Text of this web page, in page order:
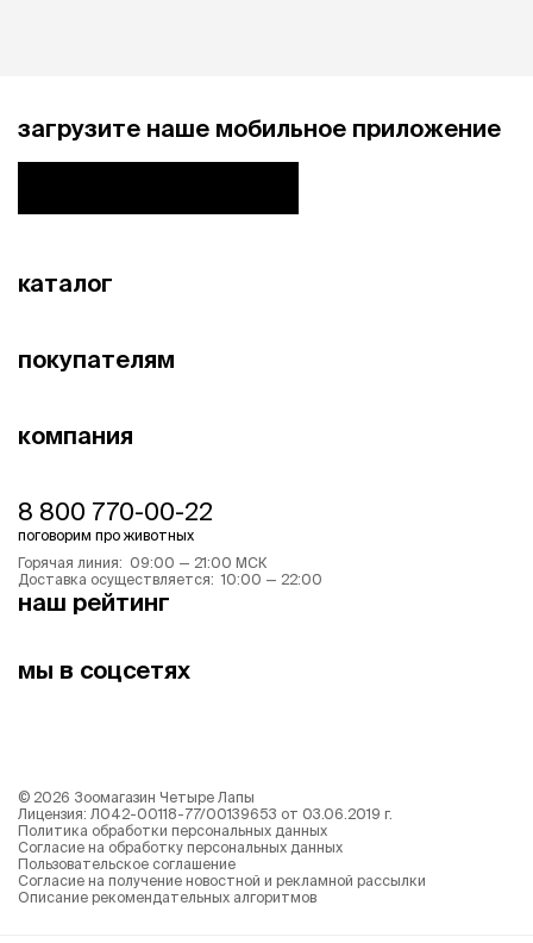
загрузите наше мобильное приложение
каталог
покупателям
компания
8 800 770-00-22
поговорим про животных
Горячая линия: 09:00 — 21:00 МСК
Доставка осуществляется: 10:00 — 22:00
наш рейтинг
мы в соцсетях
© 2026 Зоомагазин Четыре Лапы
Лицензия: Л042-00118-77/00139653 от 03.06.2019 г.
Политика обработки персональных данных
Согласие на обработку персональных данных
Пользовательское соглашение
Согласие на получение новостной и рекламной рассылки
Описание рекомендательных алгоритмов